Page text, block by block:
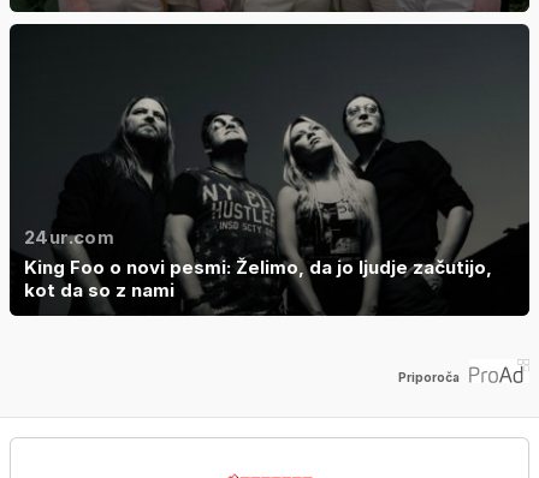
24ur.com
King Foo o novi pesmi: Želimo, da jo ljudje začutijo,
kot da so z nami
Priporoča